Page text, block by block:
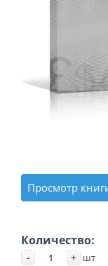
Просмотр
Количество:
- + шт